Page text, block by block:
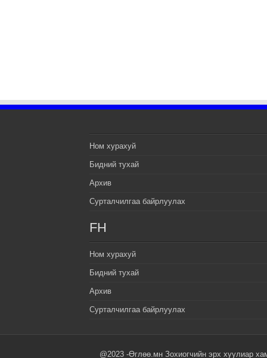
Ном хурахуй
Бидний тухай
Архив
Сурталчилгаа байрлуулах
FH
Ном хурахуй
Бидний тухай
Архив
Сурталчилгаа байрлуулах
@2023 -Өглөө.мн Зохиогчийн эрх хуулиар